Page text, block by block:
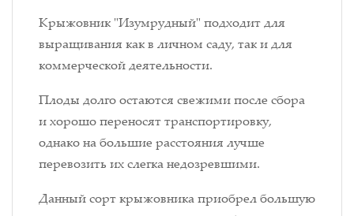
Крыжовник "Изумрудный" подходит для
выращивания как в личном саду, так и для
коммерческой деятельности.
Плоды долго остаются свежими после сбора
и хорошо переносят транспортировку,
однако на большие расстояния лучше
перевозить их слегка недозревшими.
Данный сорт крыжовника приобрел большую